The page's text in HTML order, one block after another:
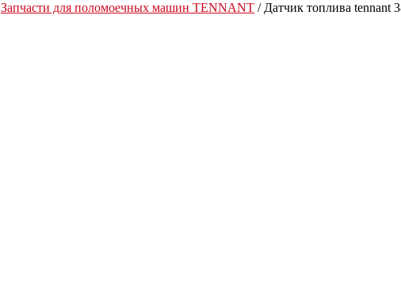
Запчасти для поломоечных машин TENNANT / Датчик топлива tennant